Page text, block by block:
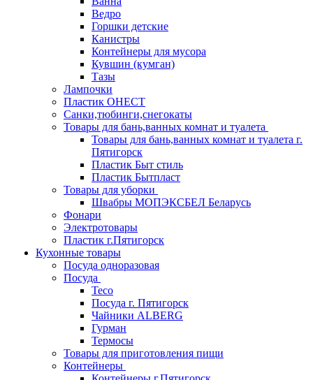
Ведро
Горшки детские
Канистры
Контейнеры для мусора
Кувшин (кумган)
Тазы
Лампочки
Пластик ОНЕСТ
Санки,тюбинги,снегокаты
Товары для бань,ванных комнат и туалета
Товары для бань,ванных комнат и туалета г.
Пятигорск
Пластик Быт стиль
Пластик Бытпласт
Товары для уборки
Швабры МОПЭКСБЕЛ Беларусь
Фонари
Электротовары
Пластик г.Пятигорск
Кухонные товары
Посуда одноразовая
Посуда
Teco
Посуда г. Пятигорск
Чайники ALBERG
Гурман
Термосы
Товары для приготовления пищи
Контейнеры